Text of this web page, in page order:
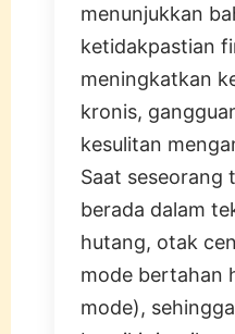
menunjukkan
ketidakpastian
meningkatkan
kronis,
kesulitan
Saat seseorang
berada dalam
hutang, otak
mode bertahan
mode),